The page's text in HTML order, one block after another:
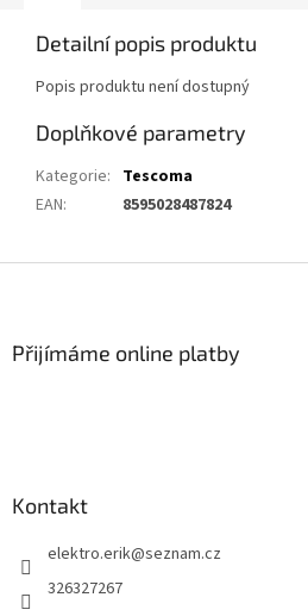
Detailní popis produktu
Popis produktu není dostupný
Doplňkové parametry
Kategorie: Tescoma
EAN: 8595028487824
Přijímáme online platby
Kontakt
elektro.erik@seznam.cz
326327267